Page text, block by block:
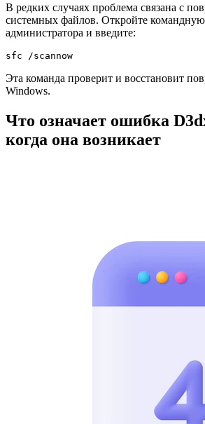
В редких случаях проблема связана с
системных файлов. Откройте
администратора и введите:
sfc /scannow
Эта команда проверит и восстановит
Windows.
Что означает ошибка
когда она возникает